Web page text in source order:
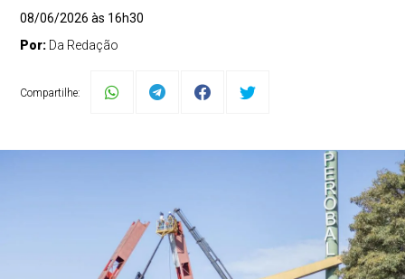
08/06/2026 às 16h30
Por: Da Redação
Compartilhe: